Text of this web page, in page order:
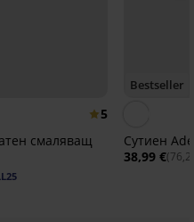
5
смаляващ
Bestseller
Сутиен
38,99 €